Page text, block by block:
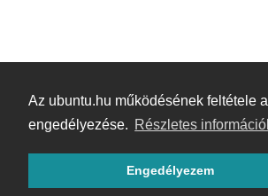
Az ubuntu.hu működésének feltétele
engedélyezése. Részletes
Engedélyezem